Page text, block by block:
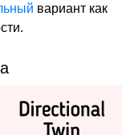
вариант как